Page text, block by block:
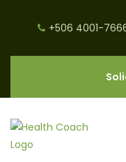
+506 4001-